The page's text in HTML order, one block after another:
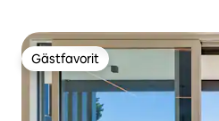
Gästfavorit
Gästfavorit